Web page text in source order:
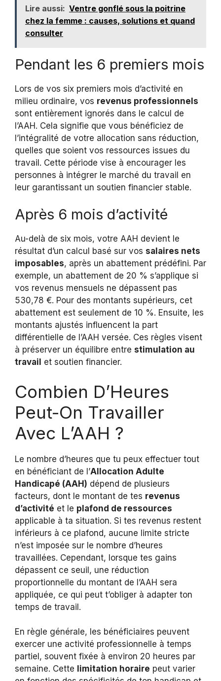
Lire aussi: Ventre gonflé sous la poitrine
chez la femme : causes, solutions et quand
consulter
Pendant les 6 premiers mois
Lors de vos six premiers mois d’activité en
milieu ordinaire, vos revenus professionnels
sont entièrement ignorés dans le calcul de
l’AAH. Cela signifie que vous bénéficiez de
l’intégralité de votre allocation sans réduction,
quelles que soient vos ressources issues du
travail. Cette période vise à encourager les
personnes à intégrer le marché du travail en
leur garantissant un soutien financier stable.
Après 6 mois d’activité
Au-delà de six mois, votre AAH devient le
résultat d’un calcul basé sur vos salaires nets
imposables, après un abattement prédéfini. Par
exemple, un abattement de 20 % s’applique si
vos revenus mensuels ne dépassent pas
530,78 €. Pour des montants supérieurs, cet
abattement est seulement de 10 %. Ensuite, les
montants ajustés influencent la part
différentielle de l’AAH versée. Ces règles visent
à préserver un équilibre entre stimulation au
travail et soutien financier.
Combien D’Heures
Peut-On Travailler
Avec L’AAH ?
Le nombre d’heures que tu peux effectuer tout
en bénéficiant de l’Allocation Adulte
Handicapé (AAH) dépend de plusieurs
facteurs, dont le montant de tes revenus
d’activité et le plafond de ressources
applicable à ta situation. Si tes revenus restent
inférieurs à ce plafond, aucune limite stricte
n’est imposée sur le nombre d’heures
travaillées. Cependant, lorsque tes gains
dépassent ce seuil, une réduction
proportionnelle du montant de l’AAH sera
appliquée, ce qui peut t’obliger à adapter ton
temps de travail.
En règle générale, les bénéficiaires peuvent
exercer une activité professionnelle à temps
partiel, souvent fixée à environ 20 heures par
semaine. Cette limitation horaire peut varier